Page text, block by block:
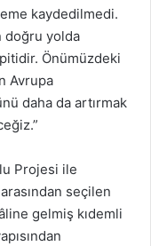
kaydedilmedi.
doğru yolda
Önümüzdeki
Avrupa
daha da artırmak
Projesi ile
seçilen
gelmiş kıdemli